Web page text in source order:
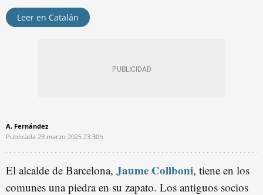
Leer en Catalán
A. Fernández
Publicada 23 marzo 2025 23:30h
El alcalde de Barcelona, Jaume Collboni, tiene en los
comunes una piedra en su zapato. Los antiguos socios